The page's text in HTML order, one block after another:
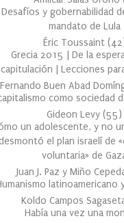
Desafíos y gobernabilidad
mandato de Lula
Éric Toussaint (42
Grecia 2015 | De la
capitulación | Lecciones
Fernando Buen Abad
como sociedad
Gideon Levy (55)
un adolescente, y no
desmontó el plan israelí de
voluntaria» de
Juan J. Paz y Miño
latinoamericano
Koldo Campos
Había una vez una